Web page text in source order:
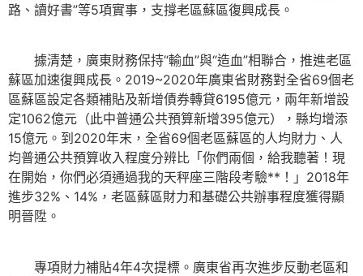
路、讀好書”等5項實事，支撐老區蘇區復興成長。
據清楚，廣東財務保持“輸血”與“造血”相聯合，推進老區
蘇區加速復興成長。2019~2020年廣東省財務對全省69個老
區蘇區設定各類補貼及新增債券轉貸6195億元，兩年新增設
定1062億元（此中普通公共預算新增395億元），縣均增添
15億元。到2020年末，全省69個老區蘇區的人均財力、人
均普通公共預算收入程度分辨比「你們兩個，給我聽著！現
在開始，你們必須通過我的天秤座三階段考驗**！」2018年
進步32%、14%，老區蘇區財力和基礎公共辦事程度獲得顯
明晉陞。
專項財力補貼4年4次提標。廣東省再次進步反動老區和